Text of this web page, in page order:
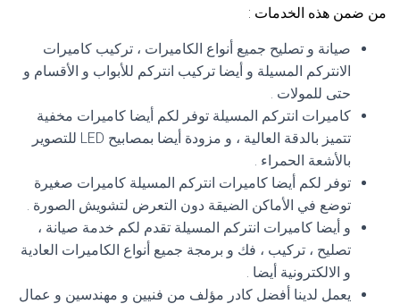
من ضمن هذه الخدمات :
صيانة و تصليح جميع أنواع الكاميرات ، تركيب كاميرات
الانتركم المسيلة و أيضا تركيب انتركم للأبواب و الأقسام و
حتى للمولات .
كاميرات انتركم المسيلة توفر لكم أيضا كاميرات مخفية
تتميز بالدقة العالية ، و مزودة أيضا بمصابيح LED للتصوير
بالأشعة الحمراء .
توفر لكم أيضا كاميرات انتركم المسيلة كاميرات صغيرة
توضع في الأماكن الضيقة دون التعرض لتشويش الصورة .
و أيضا كاميرات انتركم المسيلة تقدم لكم خدمة صيانة ،
تصليح ، تركيب ، فك و برمجة جميع أنواع الكاميرات العادية
و الالكترونية أيضا .
يعمل لدينا أفضل كادر مؤلف من فنيين و مهندسين و عمال